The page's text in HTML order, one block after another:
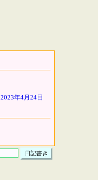
2023年4月24日